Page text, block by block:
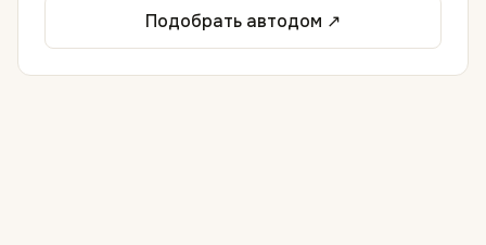
Подобрать автодом ↗